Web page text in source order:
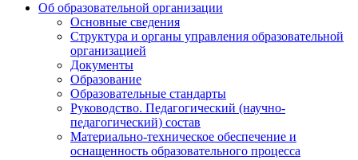
Об образовательной организации
Основные сведения
Структура и органы управления образовательной
организацией
Документы
Образование
Образовательные стандарты
Руководство. Педагогический (научно-
педагогический) состав
Материально-техническое обеспечение и
оснащенность образовательного процесса